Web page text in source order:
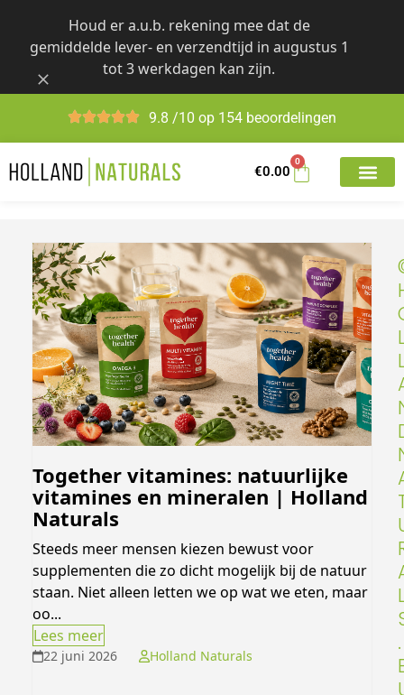
content
Houd er a.u.b. rekening mee dat de
gemiddelde lever- en verzendtijd in augustus 1
tot 3 werkdagen kan zijn.
9.8 /10 op 154 beoordelingen
€0.00
0
Together vitamines: natuurlijke
vitamines en mineralen | Holland
Naturals
Steeds meer mensen kiezen bewust voor
supplementen die zo dicht mogelijk bij de natuur
staan. Niet alleen letten we op wat we eten, maar
oo...
Lees meer
22 juni 2026 Holland Naturals
.